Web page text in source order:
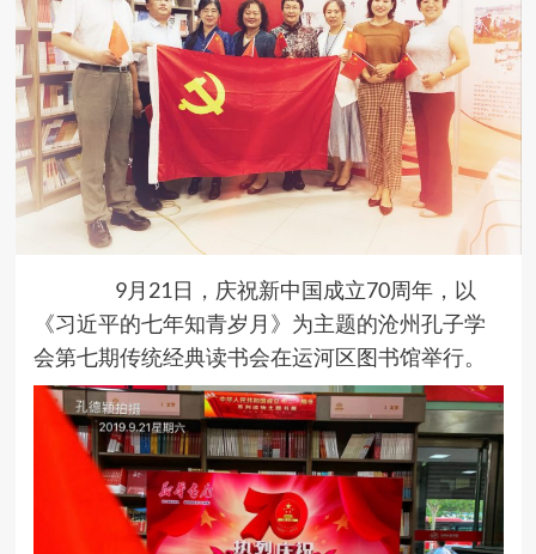
9月21日，庆祝新中国成立70周年，以
《习近平的七年知青岁月》为主题的沧州孔子学
会第七期传统经典读书会在运河区图书馆举行。